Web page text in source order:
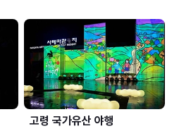
고령 국가유산 야행